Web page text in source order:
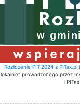
Rozliczenie PIT 2024 z PITax.pl
lokalnie" prowadzonego przez
i